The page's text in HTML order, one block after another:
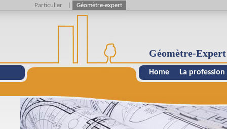
Géomètre-Expert
Home La profession
Particulier Géomètre-expert